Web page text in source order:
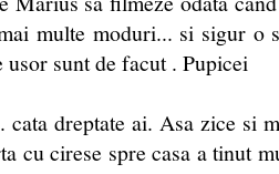
multe moduri... si sigur o
usor sunt de facut . Pupicei
cata dreptate ai. Asa zice si
cu cirese spre casa a tinut